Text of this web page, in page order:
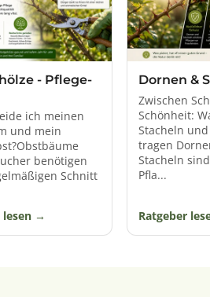
Rubus) sind eine Sektion aus
wie beispielsweise Brambeere,
hat sich aus dem
- Pflege-
ich meinen
und mein
benötigen
Schnitt
lesen
Dornen &
Zwischen
Schönheit:
Stacheln
tragen
Stacheln
Pfla...
Ratgeber